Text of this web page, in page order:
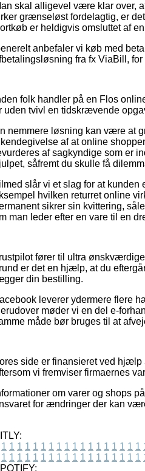
skal alligevel være klar over,
grænseløst fordelagtig, er
er heldigvis omsluttet af
anbefaler vi køb med
fra fx ViaBill,
folk handler på en Flos
uden tvivl en tidskrævende
nemmere løsning kan være at
af at online
af sagkyndige som er
såfremt du skulle få
slår vi et slag for at kunden
hvilken returret online
sikrer sin kvittering,
man leder efter en vare til en
fører til ultra
er det en hjælp, at du
din bestilling.
leverer ydermere flere
møder vi en del e-
måde bør bruges til at
side er finansieret ved hjælp
vi fremviser firmaernes
om varer og shops
for ændringer der kan
1 1 1 1 1 1 1 1 1 1 1 1 1 1 1 1 1 1
1 1 1 1 1 1 1 1 1 1 1 1 1 1 1 1 1 1